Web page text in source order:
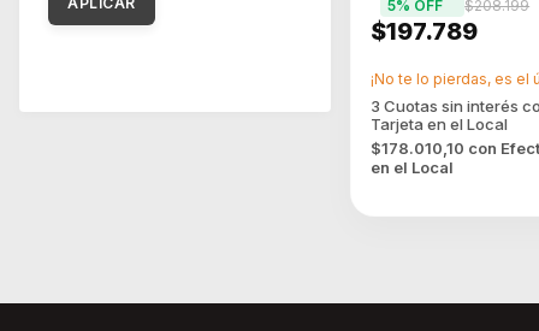
220w Color Negro
Aluminio 3
$197.789
$208.199
5% OFF
$178.010,10 con
en el Local
¡No te lo pierdas, es el